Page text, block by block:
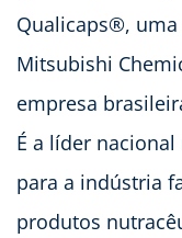
Qualicaps®,
Mitsubishi
empresa
É a líder
para a indústria
produtos